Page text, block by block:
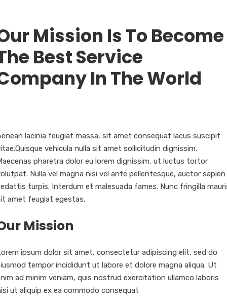
Mission Is To Become
Best Service
In The World
lacinia feugiat massa, sit amet consequat lacus suscipit
vehicula nulla sit amet sollicitudin dignissim.
pharetra dolor eu lorem dignissim, ut luctus tortor
Nulla vel magna nisi vel ante pellentesque, auctor sapien
turpis. Interdum et malesuada fames. Nunc fringilla
amet feugiat egestas.
Mission
ipsum dolor sit amet, consectetur adipiscing elit, sed do
tempor incididunt ut labore et dolore magna aliqua. Ut
ad minim veniam, quis nostrud exercitation ullamco laboris
ut aliquip ex ea commodo consequat